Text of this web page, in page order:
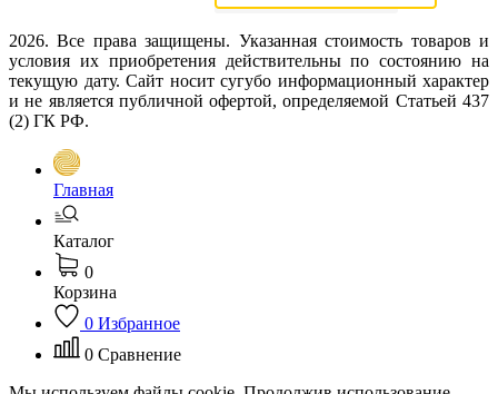
2026. Все права защищены. Указанная стоимость товаров и
условия их приобретения действительны по состоянию на
текущую дату. Сайт носит сугубо информационный характер
и не является публичной офертой, определяемой Статьей 437
(2) ГК РФ.
Главная
Каталог
0
Корзина
0 Избранное
0 Сравнение